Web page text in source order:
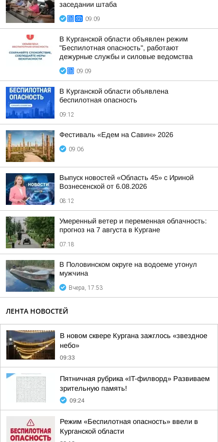
заседании штаба
09:09
В Курганской области объявлен режим
"Беспилотная опасность", работают
дежурные службы и силовые ведомства
09:09
В Курганской области объявлена
беспилотная опасность
09:12
Фестиваль «Едем на Савин» 2026
09:06
Выпуск новостей «Область 45» с Ириной
Вознесенской от 6.08.2026
08:12
Умеренный ветер и переменная облачность:
прогноз на 7 августа в Кургане
07:18
В Половинском округе на водоеме утонул
мужчина
Вчера, 17:53
ЛЕНТА НОВОСТЕЙ
В новом сквере Кургана зажглось «звездное
небо»
09:33
Пятничная рубрика «IT-филворд» Развиваем
зрительную память!
09:24
Режим «Беспилотная опасность» ввели в
Курганской области